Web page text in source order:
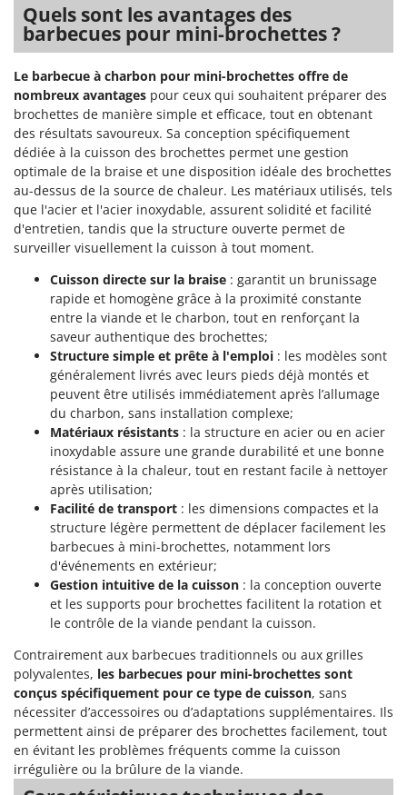
Quels sont les avantages des
barbecues pour mini-brochettes ?
Le barbecue à charbon pour mini-brochettes offre de
nombreux avantages pour ceux qui souhaitent préparer des
brochettes de manière simple et efficace, tout en obtenant
des résultats savoureux. Sa conception spécifiquement
dédiée à la cuisson des brochettes permet une gestion
optimale de la braise et une disposition idéale des brochettes
au-dessus de la source de chaleur. Les matériaux utilisés, tels
que l'acier et l'acier inoxydable, assurent solidité et facilité
d'entretien, tandis que la structure ouverte permet de
surveiller visuellement la cuisson à tout moment.
Cuisson directe sur la braise : garantit un brunissage
rapide et homogène grâce à la proximité constante
entre la viande et le charbon, tout en renforçant la
saveur authentique des brochettes;
Structure simple et prête à l'emploi : les modèles sont
généralement livrés avec leurs pieds déjà montés et
peuvent être utilisés immédiatement après l’allumage
du charbon, sans installation complexe;
Matériaux résistants : la structure en acier ou en acier
inoxydable assure une grande durabilité et une bonne
résistance à la chaleur, tout en restant facile à nettoyer
après utilisation;
Facilité de transport : les dimensions compactes et la
structure légère permettent de déplacer facilement les
barbecues à mini-brochettes, notamment lors
d'événements en extérieur;
Gestion intuitive de la cuisson : la conception ouverte
et les supports pour brochettes facilitent la rotation et
le contrôle de la viande pendant la cuisson.
Contrairement aux barbecues traditionnels ou aux grilles
polyvalentes, les barbecues pour mini-brochettes sont
conçus spécifiquement pour ce type de cuisson, sans
nécessiter d’accessoires ou d’adaptations supplémentaires. Ils
permettent ainsi de préparer des brochettes facilement, tout
en évitant les problèmes fréquents comme la cuisson
irrégulière ou la brûlure de la viande.